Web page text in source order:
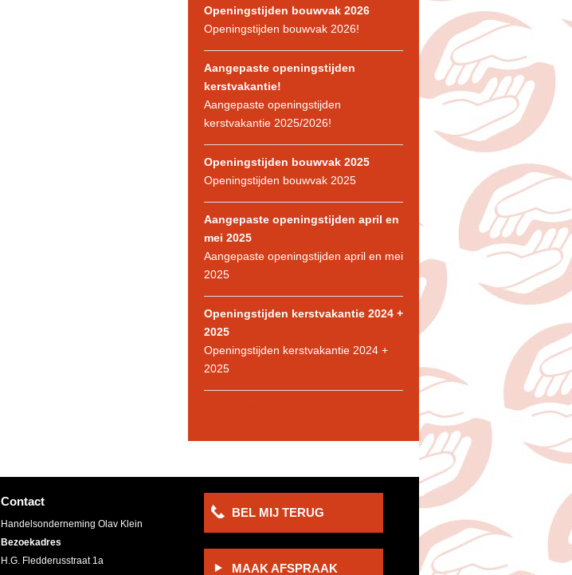
Openingstijden bouwvak 2026
Openingstijden bouwvak 2026!
Aangepaste openingstijden
kerstvakantie!
Aangepaste openingstijden
kerstvakantie 2025/2026!
Openingstijden bouwvak 2025
Openingstijden bouwvak 2025
Aangepaste openingstijden april en
mei 2025
Aangepaste openingstijden april en mei
2025
Openingstijden kerstvakantie 2024 +
2025
Openingstijden kerstvakantie 2024 +
2025
Contact
Handelsonderneming Olav Klein
Bezoekadres
H.G. Fledderusstraat 1a
BEL MIJ TERUG
MAAK AFSPRAAK